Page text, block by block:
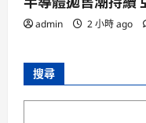
admin 2 小時 ago
搜尋